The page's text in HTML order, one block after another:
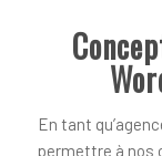
En tant
permettre à nos